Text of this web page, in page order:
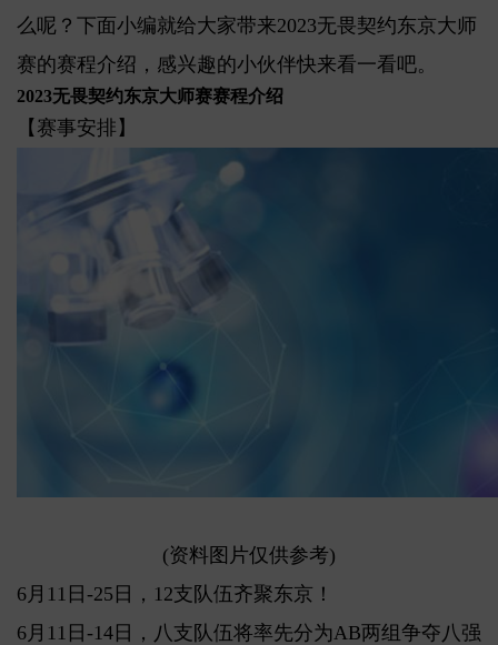
么呢？下面小编就给大家带来2023无畏契约东京大师
赛的赛程介绍，感兴趣的小伙伴快来看一看吧。
2023无畏契约东京大师赛赛程介绍
【赛事安排】
(资料图片仅供参考)
6月11日-25日，12支队伍齐聚东京！
6月11日-14日，八支队伍将率先分为AB两组争夺八强